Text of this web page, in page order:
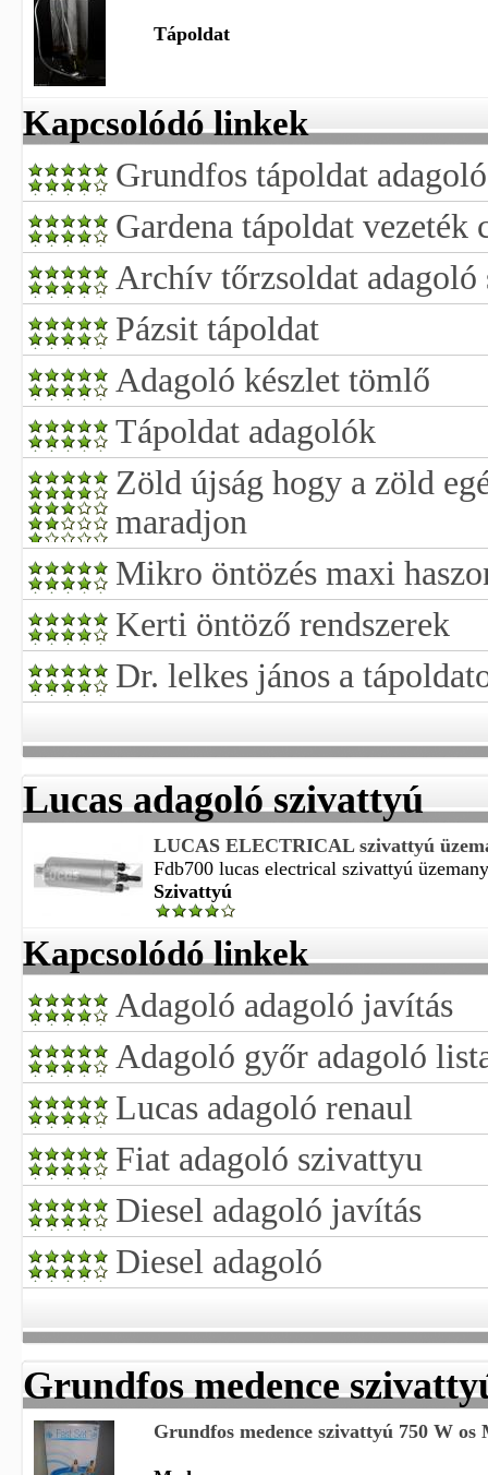
Tápoldat
Kapcsolódó linkek
Grundfos tápoldat
Gardena tápoldat vezeték
Archív tőrzsoldat adagoló
Pázsit tápoldat
Adagoló készlet tömlő
Tápoldat adagolók
Zöld újság hogy a zöld
maradjon
Mikro öntözés maxi
Kerti öntöző rendszerek
Dr. lelkes jános a
Lucas adagoló szivattyú
LUCAS ELECTRICAL szivattyú
Fdb700 lucas electrical szivattyú
Szivattyú
Kapcsolódó linkek
Adagoló adagoló javítás
Adagoló győr adagoló
Lucas adagoló renaul
Fiat adagoló szivattyu
Diesel adagoló javítás
Diesel adagoló
Grundfos medence
Grundfos medence szivattyú 750 W os